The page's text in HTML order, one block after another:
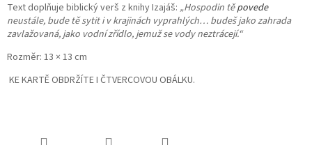
Text doplňuje biblický verš z knihy Izajáš: „Hospodin těpovede
neustále, bude tě sytit i v krajinách vyprahlých… budeš jako zahrada
zavlažovaná, jako vodní zřídlo, jemuž se vody neztrácejí.“
Rozměr: 13 × 13 cm
KE KARTĚ OBDRŽÍTE I ČTVERCOVOU OBÁLKU.